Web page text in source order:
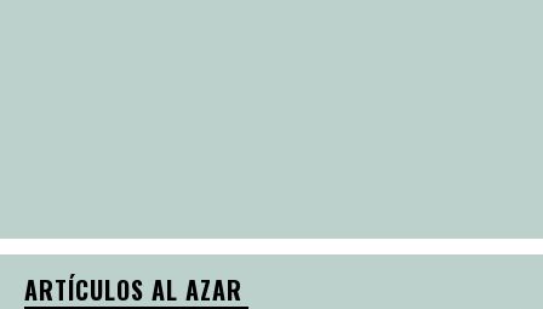
ARTÍCULOS AL AZAR